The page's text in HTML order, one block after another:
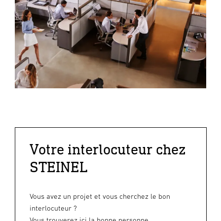
Votre interlocuteur chez
STEINEL
Vous avez un projet et vous cherchez le bon
interlocuteur ?